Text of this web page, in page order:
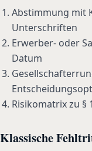
Abstimmung mit
Unterschriften
Erwerber- oder
Datum
Risikomatrix zu §
Klassische